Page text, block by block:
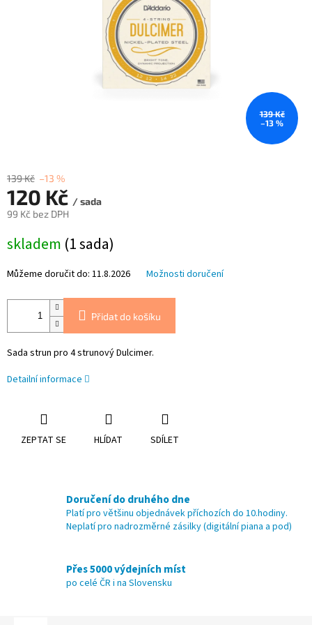
139 Kč
–13 %
139 Kč –13 %
120 Kč / sada
99 Kč bez DPH
cena:
skladem (1 sada)
Můžeme doručit do: 11.8.2026 Možnosti doručení
Přidat do košíku
Sada strun pro 4 strunový Dulcimer.
Detailní informace
ZEPTAT SE HLÍDAT SDÍLET
Doručení do druhého dne
Platí pro většinu objednávek příchozích do 10.hodiny.
Neplatí pro nadrozměrné zásilky (digitální piana a pod)
Přes 5000 výdejních míst
po celé ČR i na Slovensku